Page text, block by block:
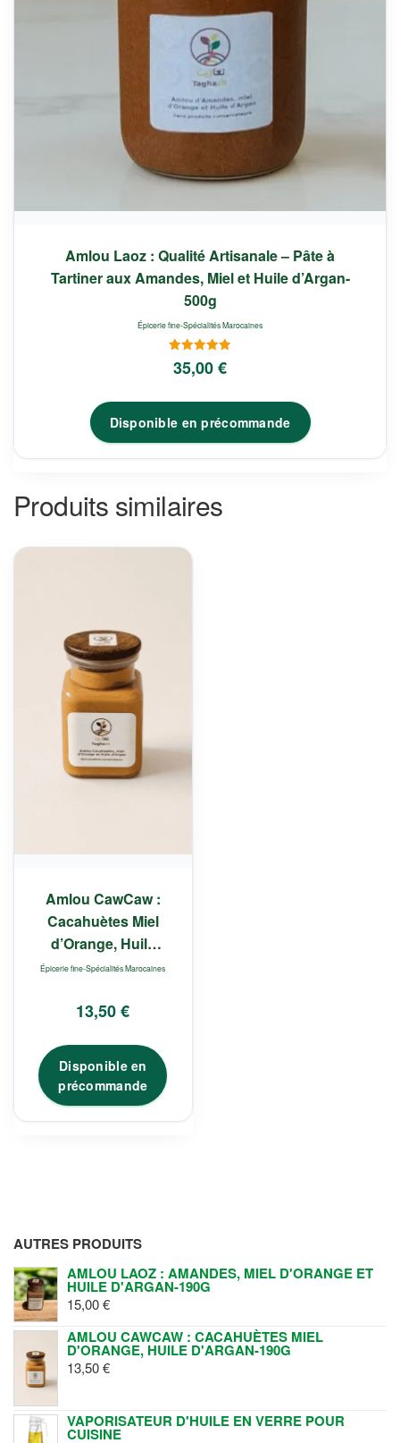
Amlou Laoz : Qualité Artisanale – Pâte à
Tartiner aux Amandes, Miel et Huile d’Argan-
500g
Épicerie fine-Spécialités Marocaines
Note
5.00
35,00€
Disponible en précommande
Produits similaires
Amlou CawCaw :
Cacahuètes Miel
d’Orange, Huile
d’Argan-190g
Épicerie fine-Spécialités Marocaines
13,50€
Disponible en
précommande
AUTRES PRODUITS
AMLOU LAOZ : AMANDES, MIEL D'ORANGE ET
HUILE D'ARGAN-190G
15,00€
AMLOU CAWCAW : CACAHUÈTES MIEL
D'ORANGE, HUILE D'ARGAN-190G
13,50€
VAPORISATEUR D'HUILE EN VERRE POUR
CUISINE